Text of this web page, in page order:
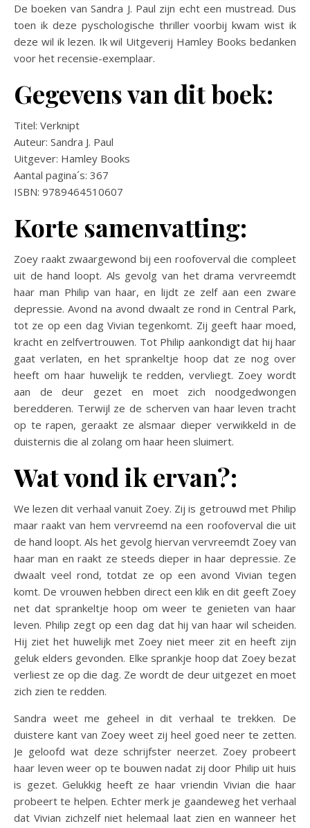
De boeken van Sandra J. Paul zijn echt een mustread. Dus
toen ik deze pyschologische thriller voorbij kwam wist ik
deze wil ik lezen. Ik wil Uitgeverij Hamley Books bedanken
voor het recensie-exemplaar.
Gegevens van dit boek:
Titel: Verknipt
Auteur: Sandra J. Paul
Uitgever: Hamley Books
Aantal pagina´s: 367
ISBN: 9789464510607
Korte samenvatting:
Zoey raakt zwaargewond bij een roofoverval die compleet
uit de hand loopt. Als gevolg van het drama vervreemdt
haar man Philip van haar, en lijdt ze zelf aan een zware
depressie. Avond na avond dwaalt ze rond in Central Park,
tot ze op een dag Vivian tegenkomt. Zij geeft haar moed,
kracht en zelfvertrouwen. Tot Philip aankondigt dat hij haar
gaat verlaten, en het sprankeltje hoop dat ze nog over
heeft om haar huwelijk te redden, vervliegt. Zoey wordt
aan de deur gezet en moet zich noodgedwongen
beredderen. Terwijl ze de scherven van haar leven tracht
op te rapen, geraakt ze alsmaar dieper verwikkeld in de
duisternis die al zolang om haar heen sluimert.
Wat vond ik ervan?:
We lezen dit verhaal vanuit Zoey. Zij is getrouwd met Philip
maar raakt van hem vervreemd na een roofoverval die uit
de hand loopt. Als het gevolg hiervan vervreemdt Zoey van
haar man en raakt ze steeds dieper in haar depressie. Ze
dwaalt veel rond, totdat ze op een avond Vivian tegen
komt. De vrouwen hebben direct een klik en dit geeft Zoey
net dat sprankeltje hoop om weer te genieten van haar
leven. Philip zegt op een dag dat hij van haar wil scheiden.
Hij ziet het huwelijk met Zoey niet meer zit en heeft zijn
geluk elders gevonden. Elke sprankje hoop dat Zoey bezat
verliest ze op die dag. Ze wordt de deur uitgezet en moet
zich zien te redden.
Sandra weet me geheel in dit verhaal te trekken. De
duistere kant van Zoey weet zij heel goed neer te zetten.
Je geloofd wat deze schrijfster neerzet. Zoey probeert
haar leven weer op te bouwen nadat zij door Philip uit huis
is gezet. Gelukkig heeft ze haar vriendin Vivian die haar
probeert te helpen. Echter merk je gaandeweg het verhaal
dat Vivian zichzelf niet helemaal laat zien en wanneer het